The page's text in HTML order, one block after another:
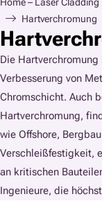
Home – Laser Cladding
Hartverchromung
Die
Verbesserung von
Chromschicht. Auch
Hartverchromung,
wie Offshore,
Verschleißfestigkeit,
an kritischen
Ingenieure, die